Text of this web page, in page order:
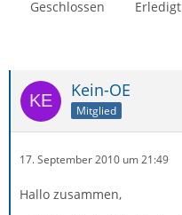
Geschlossen
Erledigt
Kein-OE
Mitglied
17. September 2010 um 21:49
Hallo zusammen,